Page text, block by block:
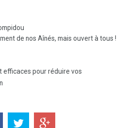
de nos Aînés, mais ouvert à tous !
efficaces pour réduire vos